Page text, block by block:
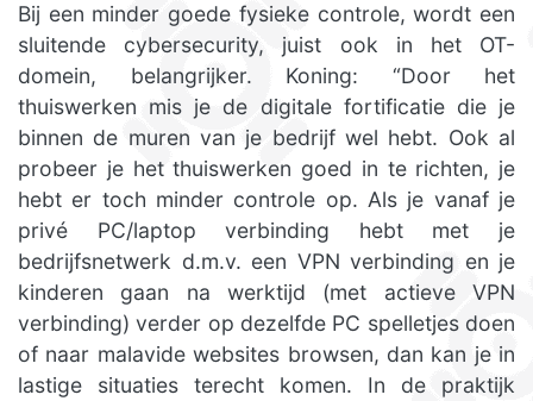
Bij een minder goede fysieke controle, wordt een
sluitende cybersecurity, juist ook in het OT-
domein, belangrijker. Koning: “Door het
thuiswerken mis je de digitale fortificatie die je
binnen de muren van je bedrijf wel hebt. Ook al
probeer je het thuiswerken goed in te richten, je
hebt er toch minder controle op. Als je vanaf je
privé PC/laptop verbinding hebt met je
bedrijfsnetwerk d.m.v. een VPN verbinding en je
kinderen gaan na werktijd (met actieve VPN
verbinding) verder op dezelfde PC spelletjes doen
of naar malavide websites browsen, dan kan je in
lastige situaties terecht komen. In de praktijk